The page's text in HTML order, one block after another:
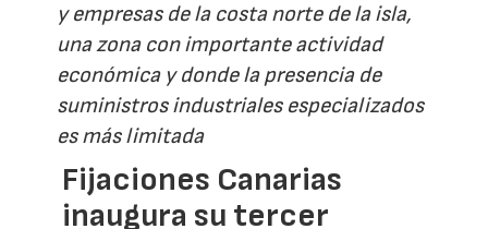
y empresas de la costa norte de la isla,
una zona con importante actividad
económica y donde la presencia de
suministros industriales especializados
es más limitada
Fijaciones Canarias
inaugura su tercer